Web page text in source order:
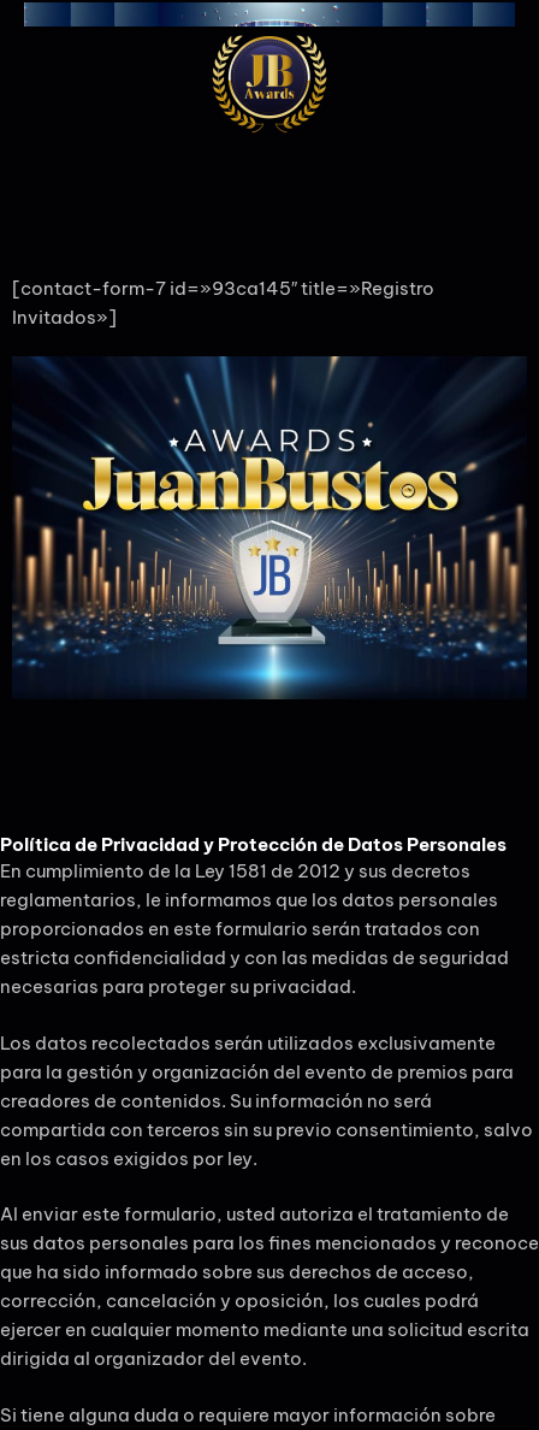
[contact-form-7 id=»93ca145″ title=»Registro
Invitados»]
Política de Privacidad y Protección de Datos Personales
En cumplimiento de la Ley 1581 de 2012 y sus decretos
reglamentarios, le informamos que los datos personales
proporcionados en este formulario serán tratados con
estricta confidencialidad y con las medidas de seguridad
necesarias para proteger su privacidad.
Los datos recolectados serán utilizados exclusivamente
para la gestión y organización del evento de premios para
creadores de contenidos. Su información no será
compartida con terceros sin su previo consentimiento, salvo
en los casos exigidos por ley.
Al enviar este formulario, usted autoriza el tratamiento de
sus datos personales para los fines mencionados y reconoce
que ha sido informado sobre sus derechos de acceso,
corrección, cancelación y oposición, los cuales podrá
ejercer en cualquier momento mediante una solicitud escrita
dirigida al organizador del evento.
Si tiene alguna duda o requiere mayor información sobre